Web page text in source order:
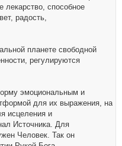
способное
радость,
планете свободной
регулируются
эмоциональным и
для их выражения, на
исцеления и
Источника. Для
Человек. Так он